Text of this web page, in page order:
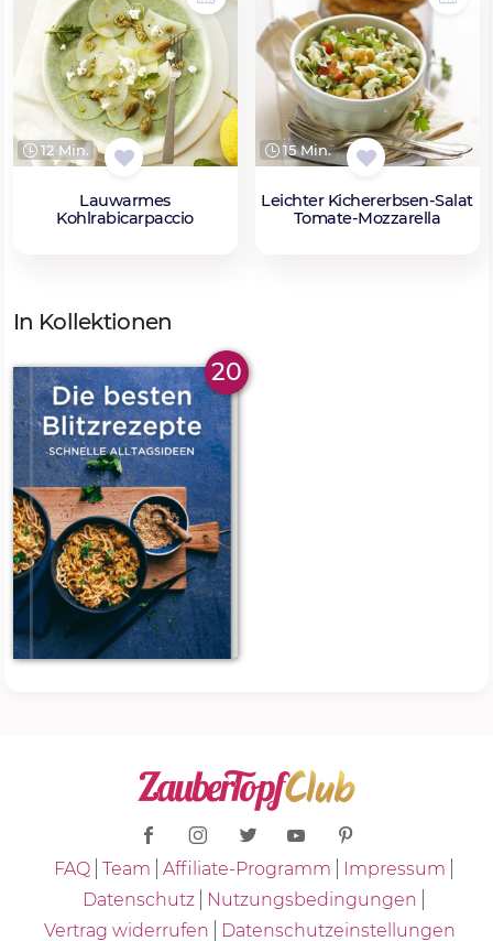
12 Min.
Lauwarmes
Kohlrabicarpaccio
15 Min.
Leichter Kichererbsen-Salat
Tomate-Mozzarella
In Kollektionen
20
FAQ Team Affiliate-Programm
Impressum
Datenschutz
Nutzungsbedingungen
Vertrag widerrufen
Datenschutzeinstellungen